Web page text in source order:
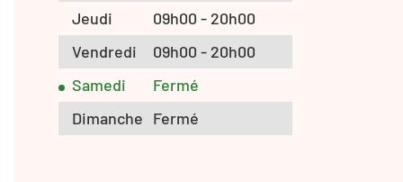
Jeudi
09h00 - 20h00
Vendredi
09h00 - 20h00
Samedi
Fermé
Dimanche Fermé